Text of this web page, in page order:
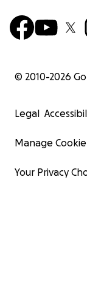
© 2010-2026
Legal
Manage
Your Privacy